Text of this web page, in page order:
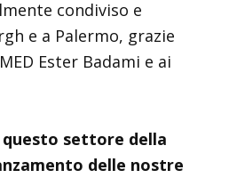
condiviso e
e a Palermo, grazie
Ester Badami e ai
settore della
delle nostre